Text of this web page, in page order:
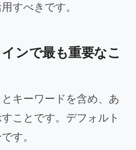
すべきです。
ンで最も重要なこ
キーワードを含め、あ
ことです。デフォルト
す。